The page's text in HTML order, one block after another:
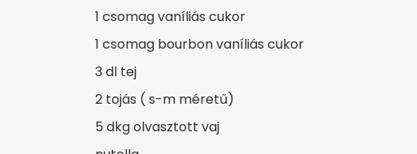
1 csomag vaníliás cukor
1 csomag bourbon vaníliás cukor
3 dl tej
2 tojás ( s-m méretű)
5 dkg olvasztott vaj